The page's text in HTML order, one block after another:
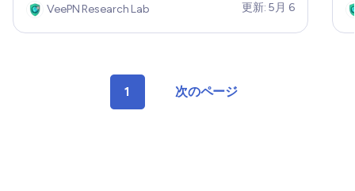
かを知り、ゲームの世界でトップに立つ準備を
しよう！
VeePN Research Lab 更新: 5月 6
1 次のページ